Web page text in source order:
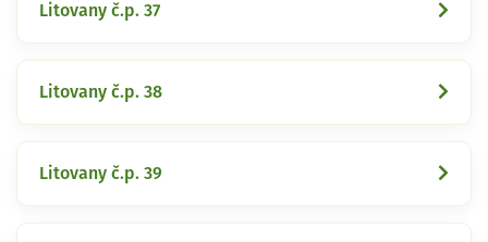
Litovany č.p. 37
Litovany č.p. 38
Litovany č.p. 39